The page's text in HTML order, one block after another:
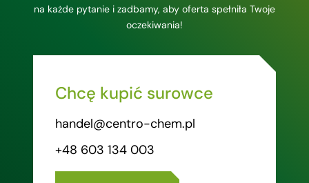
na każde pytanie i zadbamy, aby oferta spełniła Twoje
oczekiwania!
Chcę kupić surowce
handel@centro-chem.pl
+48 603 134 003